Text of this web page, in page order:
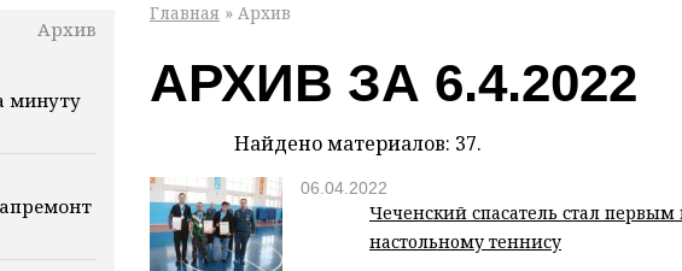
Архив
минуту
Главная » Архив
АРХИВ ЗА 6.4.2022
Найдено материалов: 37.
06.04.2022
Чеченский спасатель стал
настольному теннису